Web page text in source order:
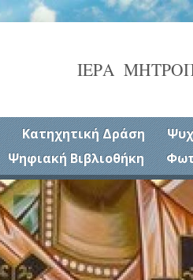
ΙΕΡΑ
Κατηχητική Δράση
Ψηφιακή Βιβλιοθήκη